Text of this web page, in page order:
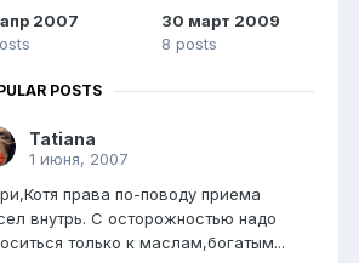
2007
30 март 2009
8 posts
POSTS
Tatiana
1 июня, 2007
права по-поводу приема
внутрь. С осторожностью надо
только к маслам,богатым...